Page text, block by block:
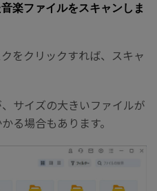
楽ファイルをスキャンしま
をクリックすれば、スキャ
サイズの大きいファイルが
る場合もあります。